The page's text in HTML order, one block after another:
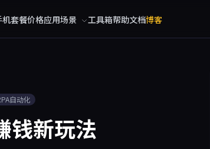
机套餐价格应用场景 工具箱帮助文档博客
自动化
钱新玩法